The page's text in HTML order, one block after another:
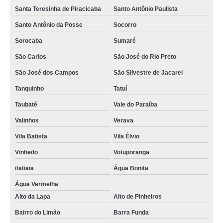
tubos alumínio ar comprimido Jardim Japão
distribuidores de tubo ar comprimido alumínio Tucuruvi
tubos de alumínio para ar comprimido Mauá
empresas de tubo alumínio para ar comprimido Granja Julieta
empresas de tubo de alumínio azul para ar comprimido Itapeva
tubo ar comprimido alumínio Guaratinguetá
empresas de tubo em alumínio ar comprimido Juiz de Fora
distribuidores de tubo de alumínio de ar comprimido Leme
tubo alumínio ar comprimido orçamento Perus
tubo para ar comprimido em alumínio orçamento Itapeva
Santa Teresinha de Piracicaba Santo Antônio Paulista
Santo Antônio da Posse Socorro
Sorocaba Sumaré
São Carlos São José do Rio Preto
São José dos Campos São Silvestre de Jacarei
Tanquinho Tatuí
Taubaté Vale do Paraíba
Valinhos Verava
Vila Batista Vila Élvio
Vinhedo Votuporanga
itatiaia Água Bonita
Água Vermelha
Alto da Lapa
Alto de Pinheiros
Bairro do Limão Barra Funda